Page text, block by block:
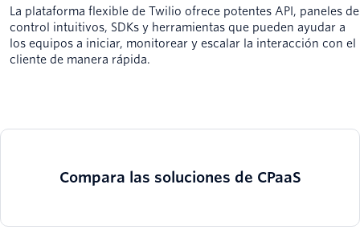
La plataforma flexible de Twilio ofrece potentes API, paneles de
control intuitivos, SDKs y herramientas que pueden ayudar a
los equipos a iniciar, monitorear y escalar la interacción con el
cliente de manera rápida.
Compara las soluciones de CPaaS